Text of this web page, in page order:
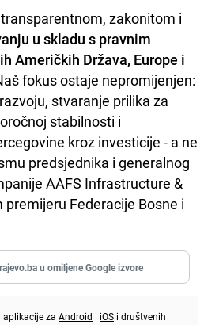
zakonitom i
u skladu s pravnim
Američkih Država, Europe i
fokus ostaje nepromijenjen:
stvaranje prilika za
stabilnosti i
kroz investicije - a ne
predsjednika i generalnog
AAFS Infrastructure &
premijeru Federacije Bosne i
u omiljene Google izvore
za Android | iOS i društvenih